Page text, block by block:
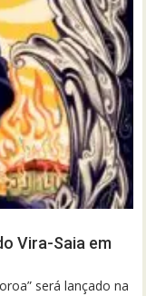
Vira-Saia em
será lançado na